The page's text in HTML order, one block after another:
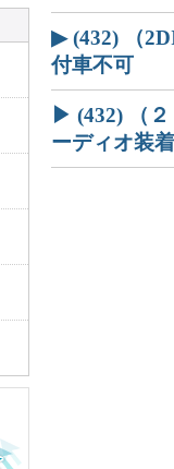
▶ (432) （
付車不可
▶ (432) （
ーディオ装